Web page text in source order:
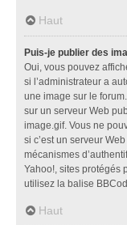
Haut
Puis-je publier des
Oui, vous pouvez
si l’administrateur a
une image sur le
sur un serveur Web
image.gif. Vous ne
si c’est un serveur
mécanismes
Yahoo!, sites protégés
utilisez la balise
Haut